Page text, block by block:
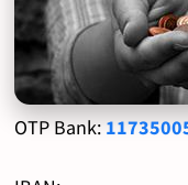
OTP Bank: